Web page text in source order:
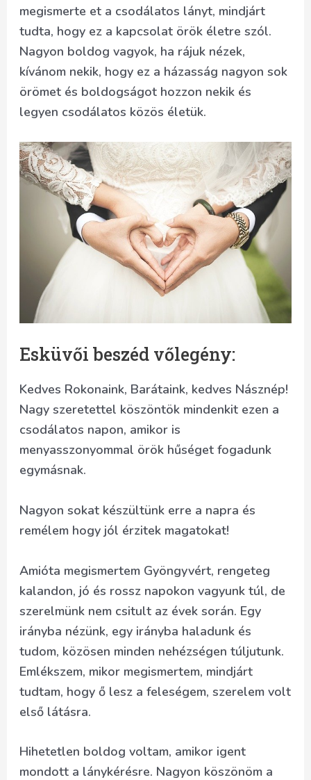
megismerte et a csodálatos lányt, mindjárt
tudta, hogy ez a kapcsolat örök életre szól.
Nagyon boldog vagyok, ha rájuk nézek,
kívánom nekik, hogy ez a házasság nagyon sok
örömet és boldogságot hozzon nekik és
legyen csodálatos közös életük.
Esküvői beszéd vőlegény:
Kedves Rokonaink, Barátaink, kedves Násznép!
Nagy szeretettel köszöntök mindenkit ezen a
csodálatos napon, amikor is
menyasszonyommal örök hűséget fogadunk
egymásnak.
Nagyon sokat készültünk erre a napra és
remélem hogy jól érzitek magatokat!
Amióta megismertem Gyöngyvért, rengeteg
kalandon, jó és rossz napokon vagyunk túl, de
szerelmünk nem csitult az évek során. Egy
irányba nézünk, egy irányba haladunk és
tudom, közösen minden nehézségen túljutunk.
Emlékszem, mikor megismertem, mindjárt
tudtam, hogy ő lesz a feleségem, szerelem volt
első látásra.
Hihetetlen boldog voltam, amikor igent
mondott a lánykérésre. Nagyon köszönöm a